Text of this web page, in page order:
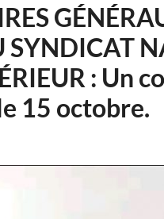
SYNDICAT
: Un
15 octobre.